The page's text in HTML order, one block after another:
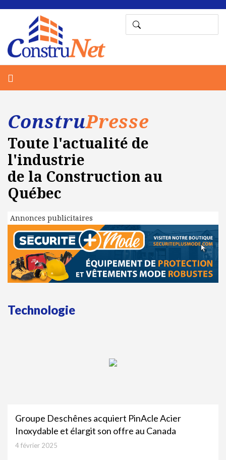
ConstruPresse
Toute l'actualité de
l'industrie
de la Construction au
Québec
Annonces publicitaires
Technologie
Groupe Deschênes acquiert PinAcle Acier
Inoxydable et élargit son offre au Canada
4 février 2025